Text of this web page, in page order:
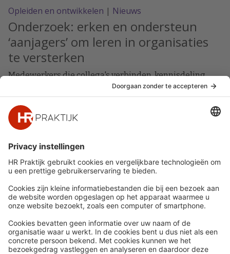
Opleiden en ontwikkelen | Nieuws
Onderzoek: erken en ondersteun
‘aanjagers’ om leren in organisaties
te versterken
Medewerkers die collega's verbinden, kennisdeling
stimuleren en vernieuwing aanjagen, vervullen vaak
een sleutelrol in organisaties. Toch krijgen zij lang niet
altijd de erkenning en ondersteuning die daarvoor
nodig is. Onderzoekers pleiten ervoor dat HR en
reflectie en dialoog.
Snel naar
Nieuws
Whitepapers
Webinars
Word lid
Contact
Meer
HR Academy
HR Podcast
CHRO
HR Day